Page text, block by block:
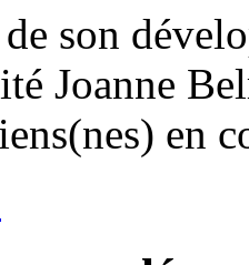
son
Joanne
en